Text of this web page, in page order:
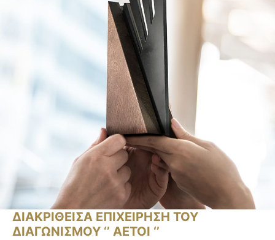
ΔΙΑΚΡΙΘΕΙΣΑ ΕΠΙΧΕΙΡΗΣΗ ΤΟΥ
ΔΙΑΓΩΝΙΣΜΟΥ ‘’ ΑΕΤΟΙ ‘’